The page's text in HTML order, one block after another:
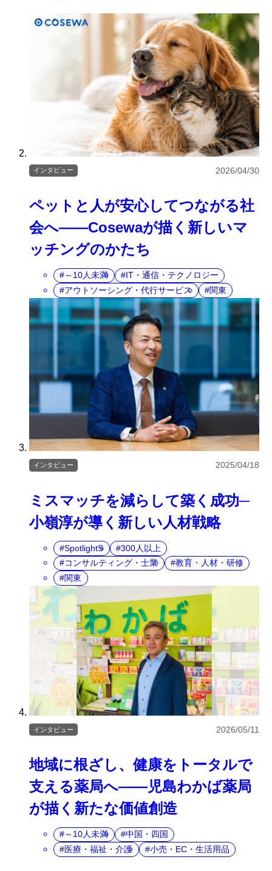
ペットと人が安心してつながる社
会へ――Cosewaが描く新しいマ
ッチングのかたち
インタビュー 2026/04/30
～10人未満
IT・通信・テクノロジー
アウトソーシング・代行サービス
関東
ミスマッチを減らして築く成功─
小嶺淳が導く新しい人材戦略
インタビュー 2025/04/18
SpotlightS
300人以上
コンサルティング・士業
教育・人材・研修
関東
地域に根ざし、健康をトータルで
支える薬局へ――児島わかば薬局
が描く新たな価値創造
インタビュー 2026/05/11
～10人未満
中国・四国
医療・福祉・介護
小売・EC・生活用品